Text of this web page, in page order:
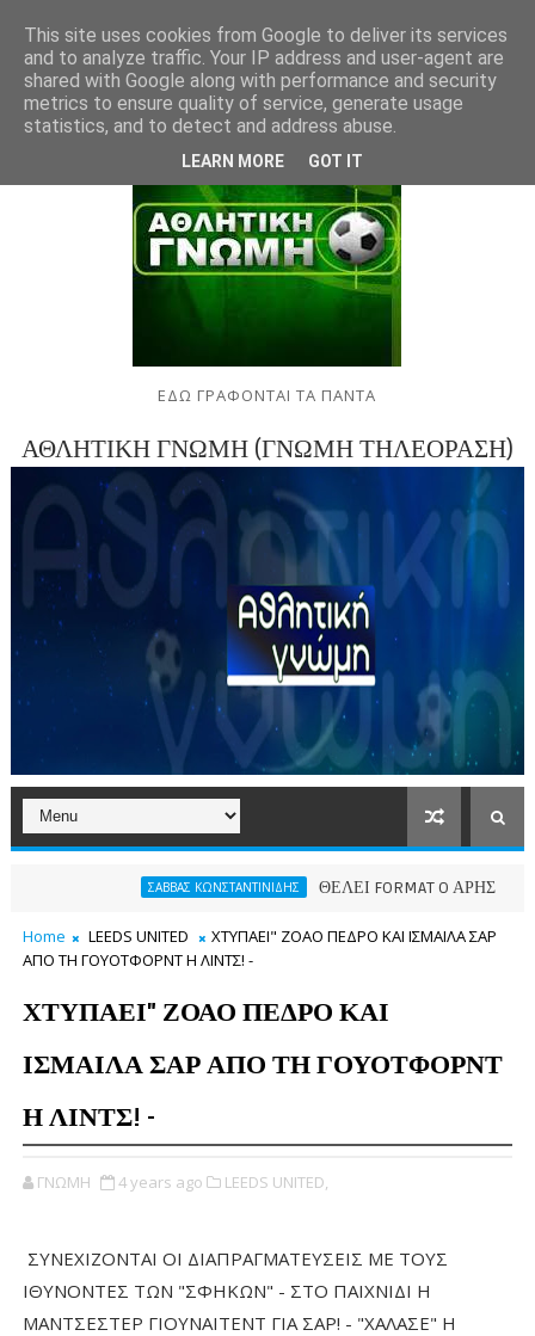
ΕΔΩ ΓΡΑΦΟΝΤΑΙ ΤΑ ΠΑΝΤΑ
ΑΘΛΗΤΙΚΗ ΓΝΩΜΗ (ΓΝΩΜΗ ΤΗΛΕΟΡΑΣΗ)
ΣΑΒΒΑΣ ΚΩΝΣΤΑΝΤΙΝΙΔΗΣ ΘΕΛΕΙ FORMAT O ΑΡΗΣ ΠΑΕ ΑΡΗΣ
Home LEEDS UNITED
ΧΤΥΠΑΕΙ" ΖΟΑΟ ΠΕΔΡΟ ΚΑΙ ΙΣΜΑΙΛΑ ΣΑΡ
ΑΠΟ ΤΗ ΓΟΥΟΤΦΟΡΝΤ Η ΛΙΝΤΣ! -
ΧΤΥΠΑΕΙ" ΖΟΑΟ ΠΕΔΡΟ ΚΑΙ
ΙΣΜΑΙΛΑ ΣΑΡ ΑΠΟ ΤΗ ΓΟΥΟΤΦΟΡΝΤ
Η ΛΙΝΤΣ! -
ΓΝΩΜΗ 4 years ago LEEDS UNITED,
ΣΥΝΕΧΙΖΟΝΤΑΙ ΟΙ ΔΙΑΠΡΑΓΜΑΤΕΥΣΕΙΣ ΜΕ ΤΟΥΣ
ΙΘΥΝΟΝΤΕΣ ΤΩΝ "ΣΦΗΚΩΝ" - ΣΤΟ ΠΑΙΧΝΙΔΙ Η
ΜΑΝΤΣΕΣΤΕΡ ΓΙΟΥΝΑΙΤΕΝΤ ΓΙΑ ΣΑΡ! - "ΧΑΛΑΣΕ" Η
This site uses cookies from Google to deliver its services
and to analyze traffic. Your IP address and user-agent are
shared with Google along with performance and security
metrics to ensure quality of service, generate usage
statistics, and to detect and address abuse.
LEARN MORE GOT IT